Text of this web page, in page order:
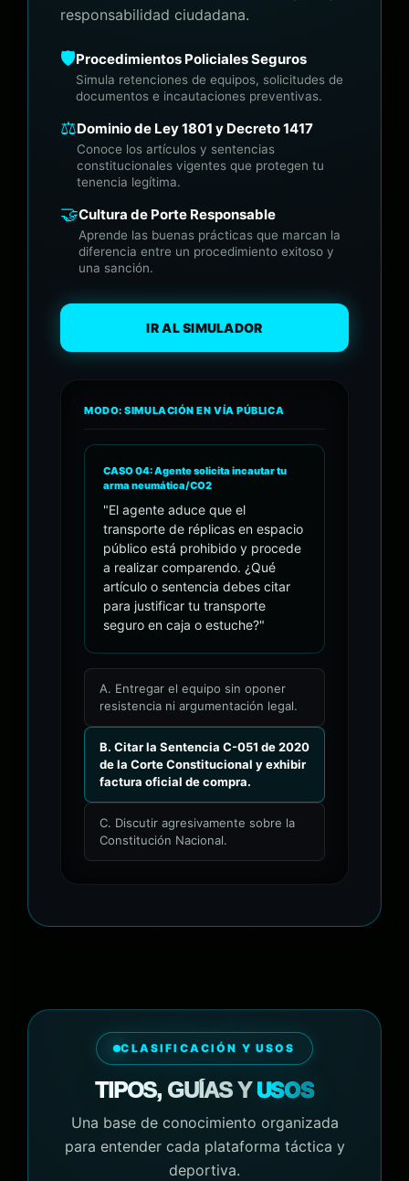
responsabilidad ciudadana.
🛡️Procedimientos Policiales Seguros
Simula retenciones de equipos, solicitudes de
documentos e incautaciones preventivas.
⚖️Dominio de Ley 1801 y Decreto 1417
Conoce los artículos y sentencias
constitucionales vigentes que protegen tu
tenencia legítima.
🤝Cultura de Porte Responsable
Aprende las buenas prácticas que marcan la
diferencia entre un procedimiento exitoso y
una sanción.
IR AL SIMULADOR
MODO: SIMULACIÓN EN VÍA PÚBLICA
CASO 04: Agente solicita incautar tu
arma neumática/CO2
"El agente aduce que el
transporte de réplicas en espacio
público está prohibido y procede
a realizar comparendo. ¿Qué
artículo o sentencia debes citar
para justificar tu transporte
seguro en caja o estuche?"
A. Entregar el equipo sin oponer
resistencia ni argumentación legal.
B. Citar la Sentencia C-051 de 2020
de la Corte Constitucional y exhibir
factura oficial de compra.
C. Discutir agresivamente sobre la
Constitución Nacional.
CLASIFICACIÓN Y USOS
TIPOS, GUÍAS YUSOS
Una base de conocimiento organizada
para entender cada plataforma táctica y
deportiva.